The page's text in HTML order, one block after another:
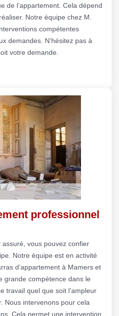
de l’appartement. Cela dépend
Notre équipe chez M.
compétentes
demandes. N’hésitez pas à
votre demande.
professionnel
vous pouvez confier
Notre équipe est en activité
d’appartement à Mamers et
grande compétence dans le
travail quel que soit l’ampleur
Nous intervenons pour cela
Cela permet une intervention